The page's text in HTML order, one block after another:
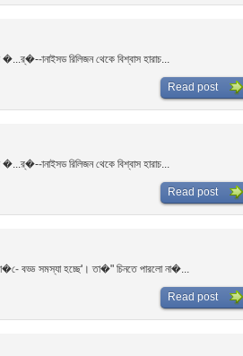
ানাইসড রিলিজন থেকে বিশ্বাস হারাচ...
Read post
ানাইসড রিলিজন থেকে বিশ্বাস হারাচ...
Read post
ে বড্ড সমস্যা হচ্ছে'। তা�" চিনতে পারলো না�...
Read post